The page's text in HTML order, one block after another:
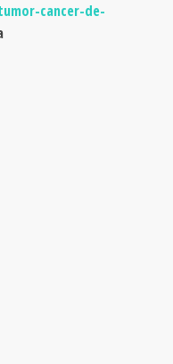
cancer-de-